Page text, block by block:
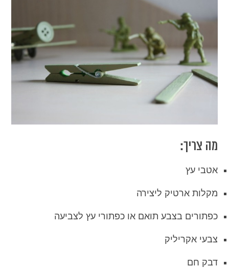
מה צריך:
אטבי עץ
מקלות ארטיק ליצירה
כפתורים בצבע תואם או כפתורי עץ לצביעה
צבעי אקריליק
דבק חם